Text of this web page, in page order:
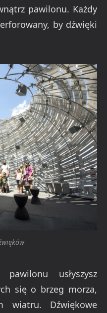
pawilonu. Każdy
by dźwięki
usłyszysz
się o brzeg morza,
wiatru. Dźwiękowe